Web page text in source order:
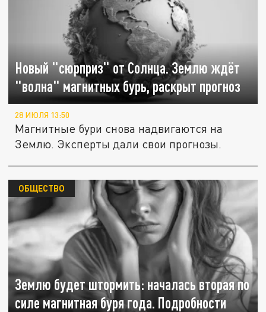
Новый "сюрприз" от Солнца. Землю ждёт
"волна" магнитных бурь, раскрыт прогноз
28 ИЮЛЯ 13:50
Магнитные бури снова надвигаются на
Землю. Эксперты дали свои прогнозы.
Землю будет штормить: началась вторая по
силе магнитная буря года. Подробности
ОБЩЕСТВО